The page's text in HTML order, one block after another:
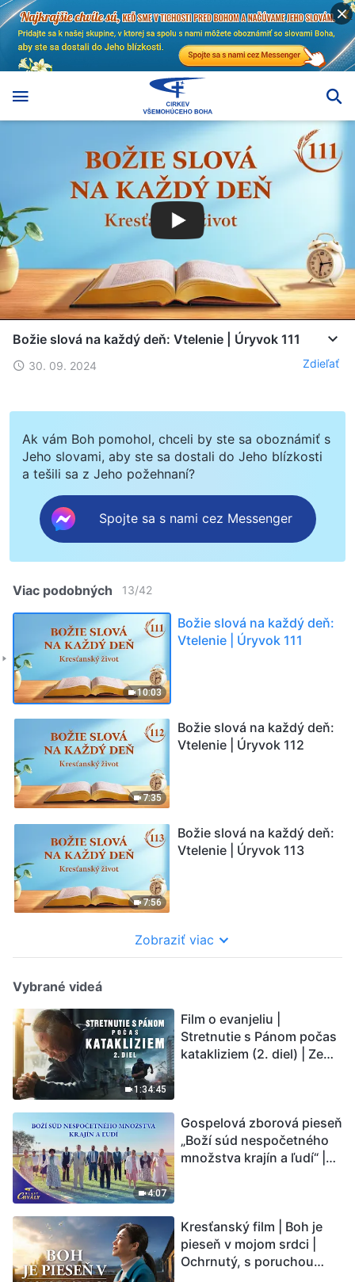
Božie slová na každý deň: Vtelenie | Úryvok 111
30. 09. 2024 Zdieľať
Ak vám Boh pomohol, chceli by ste sa oboznámiť s
Jeho slovami, aby ste sa dostali do Jeho blízkosti
a tešili sa z Jeho požehnaní?
Spojte sa s nami cez Messenger
Viac podobných 13/42
10:03
Božie slová na každý deň:
Vtelenie | Úryvok 111
7:35
Božie slová na každý deň:
Vtelenie | Úryvok 112
7:56
Božie slová na každý deň:
Vtelenie | Úryvok 113
Zobraziť viac
Vybrané videá
1:34:45
Film o evanjeliu |
Stretnutie s Pánom počas
katakliziem (2. diel) | Zem
Ľudstvu sa začína
odpočítavať čas. Našli ste
spôsob, ako prežiť?
4:07
Gospelová zborová pieseň
„Boží súd nespočetného
množstva krajín a ľudí“ |
Kresťanský film | Boh je
pieseň v mojom srdci |
Ochrnutý, s poruchou